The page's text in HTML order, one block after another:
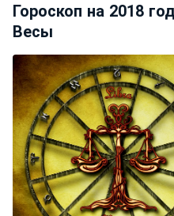
Гороскоп на 2018
Весы